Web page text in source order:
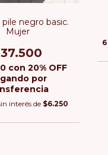
negro basic.
Mujer
con 20% OFF
por
interés de $6.250
6